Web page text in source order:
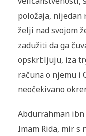
položaja, nijedan
želji nad svojom
zadužiti da ga
opskrbljuju, iza
računa o njemu i
neočekivano
Abdurrahman ibn
Imam Rida, mir s